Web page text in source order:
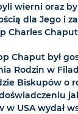
wierni oraz
dla Jego i
Charles
Chaput był
Rodzin w
Biskupów o
w USA wydał